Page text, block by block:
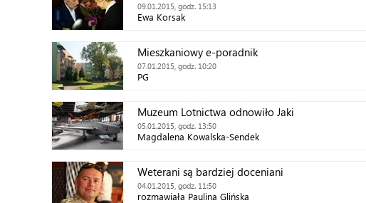
09.01.2015, godz. 15:13
Ewa Korsak
Mieszkaniowy e-poradnik
07.01.2015, godz. 10:20
PG
Muzeum Lotnictwa odnowiło Jaki
05.01.2015, godz. 13:50
Magdalena Kowalska-Sendek
Weterani są bardziej doceniani
04.01.2015, godz. 11:50
rozmawiała Paulina Glińska